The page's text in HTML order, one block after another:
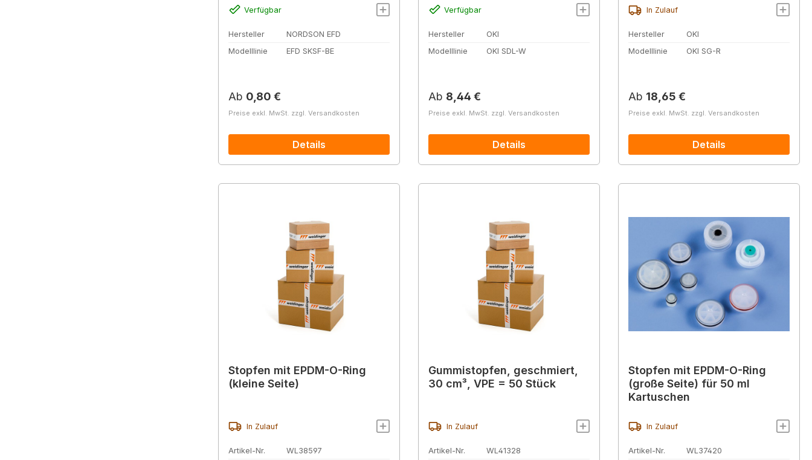
Verfügbar
Hersteller
NORDSON EFD
Modelllinie
EFD SKSF-BE
Regulärer Preis:
Ab 0,80 €
Preise exkl. MwSt. zzgl. Versandkosten
Details
Verfügbar
Hersteller
OKI
Modelllinie
OKI SDL-W
Regulärer Preis:
Ab 8,44 €
Preise exkl. MwSt. zzgl. Versandkosten
Details
In Zulauf
Hersteller
OKI
Modelllinie
OKI SG-R
Regulärer Preis:
Ab 18,65 €
Preise exkl. MwSt. zzgl. Versandkosten
Details
Stopfen mit EPDM-O-Ring
(kleine Seite)
In Zulauf
Artikel-Nr. WL38597
Gummistopfen, geschmiert,
30 cm³, VPE = 50 Stück
In Zulauf
Artikel-Nr. WL41328
Stopfen mit EPDM-O-Ring
(große Seite) für 50 ml
Kartuschen
In Zulauf
Artikel-Nr. WL37420